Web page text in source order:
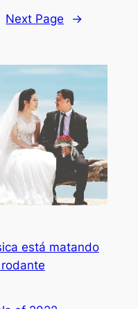
Next Page →